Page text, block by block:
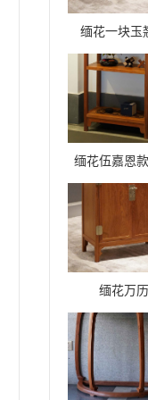
缅花一块玉
缅花伍嘉恩
缅花万